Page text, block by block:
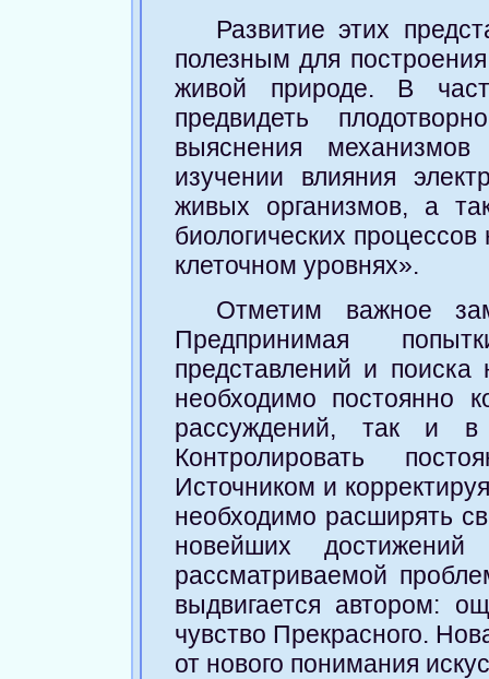
Развитие этих
полезным для
живой природе. В
предвидеть
выяснения механизмов
изучении влияния
живых организмов, а
биологических
клеточном уровнях».
Отметим важное
Предпринимая
представлений и
необходимо постоянно
рассуждений, так и
Контролировать
Источником и
необходимо расширять
новейших
рассматриваемой
выдвигается автором:
чувство Прекрасного.
от нового понимания